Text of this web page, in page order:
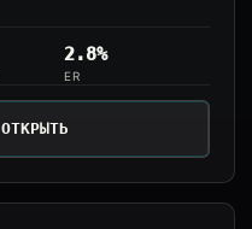
2.8%
ER
ОТКРЫТЬ